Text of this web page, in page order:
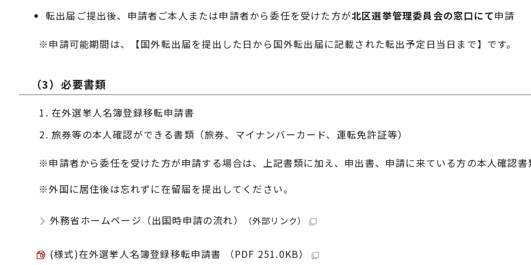
転出届ご提出後、申請者ご本人または申請者から委任を受けた方が北区選挙管理委員会の窓口にて申請
※申請可能期間は、【国外転出届を提出した日から国外転出届に記載された転出予定日当日まで】です。
（3）必要書類
在外選挙人名簿登録移転申請書
旅券等の本人確認ができる書類（旅券、マイナンバーカード、運転免許証等）
※申請者から委任を受けた方が申請する場合は、上記書類に加え、申出書、申請に来ている方の本人確認書
※外国に居住後は忘れずに在留届を提出してください。
外務省ホームページ（出国時申請の流れ） （外部リンク）
(様式)在外選挙人名簿登録移転申請書 （PDF 251.0KB）